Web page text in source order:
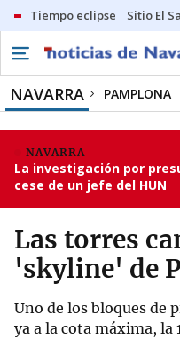
Tiempo eclipse Sitio El
NAVARRA PAMPLONA
NAVARRA
La investigación por
cese de un jefe del HUN
Las torres
'skyline' de
Uno de los bloques de
ya a la cota máxima, la